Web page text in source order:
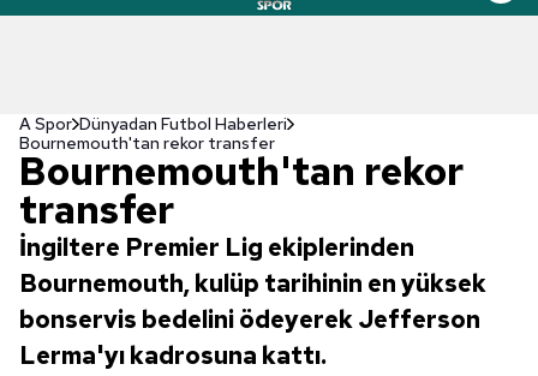
A Spor Dünyadan Futbol Haberleri
Bournemouth'tan rekor transfer
Bournemouth'tan rekor
transfer
İngiltere Premier Lig ekiplerinden
Bournemouth, kulüp tarihinin en yüksek
bonservis bedelini ödeyerek Jefferson
Lerma'yı kadrosuna kattı.